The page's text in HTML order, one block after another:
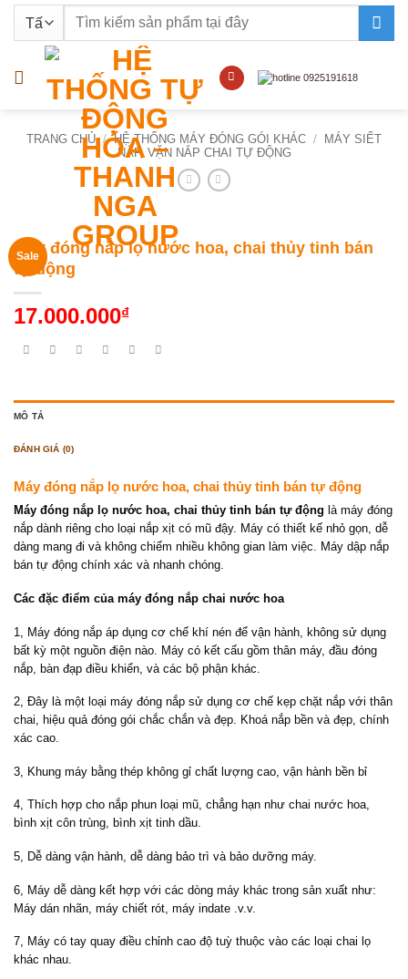
nội
Tìm
TRANG CHỦ / HỆ THỐNG MÁY ĐÓNG GÓI KHÁC /
MÁY SIẾT
NẮP, VẶN NẮP CHAI TỰ ĐỘNG
Sale
Máy đóng nắp lọ nước hoa, chai thủy tinh bán
tự động
17.000.000₫
MÔ TẢ
ĐÁNH GIÁ (0)
Máy đóng nắp lọ nước hoa, chai thủy tinh bán tự động
Máy đóng nắp lọ nước hoa, chai thủy tinh bán tự động là máy đóng
nắp dành riêng cho loại nắp xịt có mũ đậy. Máy có thiết kế nhỏ gọn, dễ
dàng mang đi và không chiếm nhiều không gian làm việc. Máy dập nắp
bán tự động chính xác và nhanh chóng.
Các đặc điểm của máy đóng nắp chai nước hoa
1, Máy đóng nắp áp dụng cơ chế khí nén để vận hành, không sử dụng
bất kỳ một nguồn điện nào. Máy có kết cấu gồm thân máy, đầu đóng
nắp, bàn đạp điều khiển, và các bộ phận khác.
2, Đây là một loại máy đóng nắp sử dụng cơ chế kẹp chặt nắp với thân
chai, hiệu quả đóng gói chắc chắn và đẹp. Khoá nắp bền và đẹp, chính
xác cao.
3, Khung máy bằng thép không gỉ chất lượng cao, vận hành bền bỉ
4, Thích hợp cho nắp phun loại mũ, chẳng hạn như chai nước hoa,
bình xịt côn trùng, bình xịt tinh dầu.
5, Dễ dàng vận hành, dễ dàng bảo trì và bảo dưỡng máy.
6, Máy dễ dàng kết hợp với các dòng máy khác trong sản xuất như:
Máy dán nhãn, máy chiết rót, máy indate .v.v.
7, Máy có tay quay điều chỉnh cao độ tuỳ thuộc vào các loại chai lọ
khác nhau.